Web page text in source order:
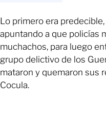
Lo primero era
apuntando a que policías
muchachos, para luego
grupo delictivo de los
mataron y quemaron sus
Cocula.